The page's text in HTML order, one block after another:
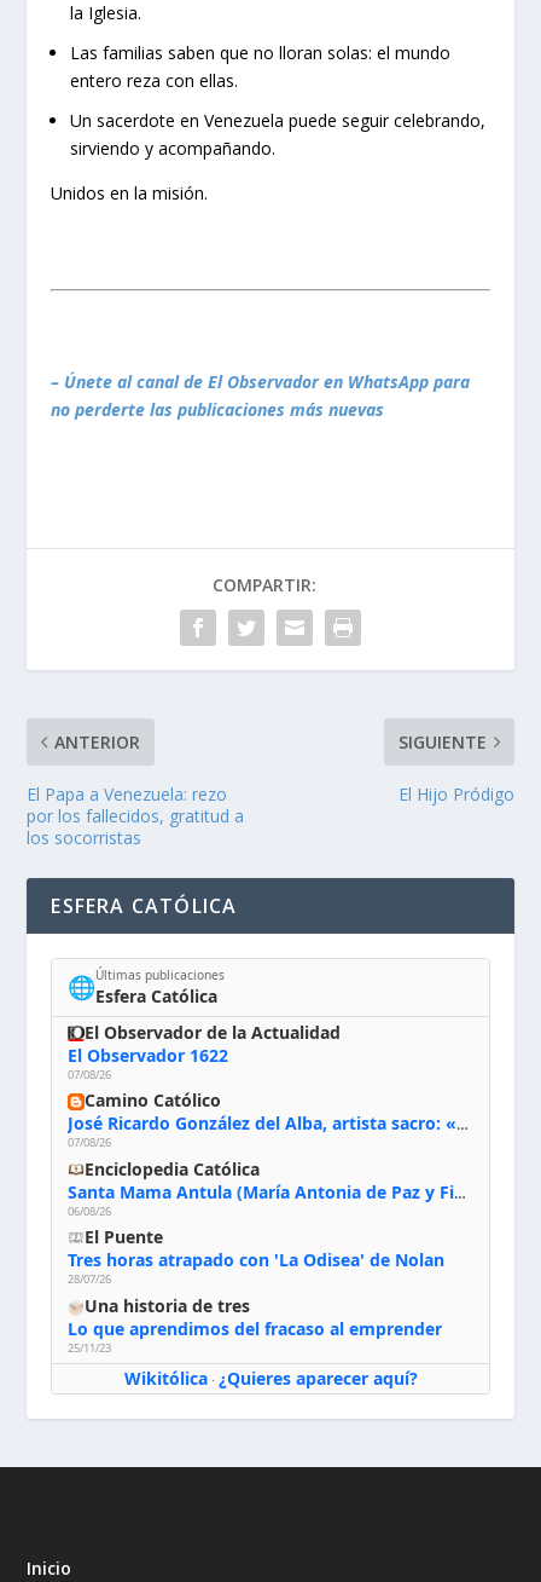
la Iglesia.
Las familias saben que no lloran solas: el mundo
entero reza con ellas.
Un sacerdote en Venezuela puede seguir celebrando,
sirviendo y acompañando.
Unidos en la misión.
– Únete al canal de El Observador en WhatsApp para
no perderte las publicaciones más nuevas
COMPARTIR:
ANTERIOR
El Papa a Venezuela: rezo
por los fallecidos, gratitud a
los socorristas
SIGUIENTE
El Hijo Pródigo
ESFERA CATÓLICA
🌐Últimas publicaciones
Esfera Católica
El Observador de la Actualidad
El Observador 1622
07/08/26
Camino Católico
José Ricardo González del Alba, artista sacro: «Yo oro, hablo con Dios, le pido al Espíritu Santo su inspiración y siempre pinto rezando el rosario para que sea Él quien actúe a través de mis manos»
07/08/26
Enciclopedia Católica
Santa Mama Antula (María Antonia de Paz y Figueroa)
06/08/26
El Puente
Tres horas atrapado con 'La Odisea' de Nolan
28/07/26
Una historia de tres
Lo que aprendimos del fracaso al emprender
25/11/23
Wikitólica· ¿Quieres aparecer aquí?
Inicio